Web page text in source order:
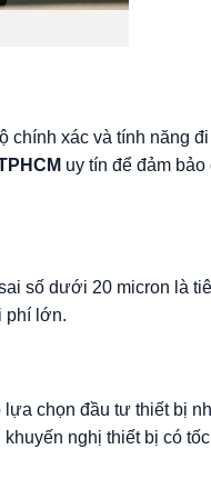
chính xác và tính năng
uy tín để đảm bảo
số dưới 20 micron là
phí lớn.
lựa chọn đầu tư thiết bị
nghị thiết bị có